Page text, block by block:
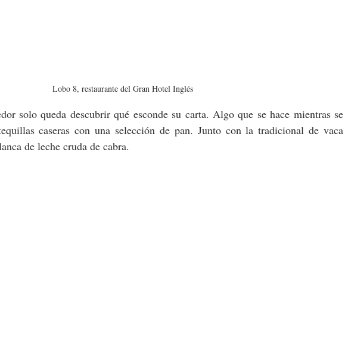
Lobo 8, restaurante del Gran Hotel Inglés
solo queda descubrir qué esconde su carta. Algo que se hace mientras se
caseras con una selección de pan. Junto con la tradicional de vaca
de leche cruda de cabra.